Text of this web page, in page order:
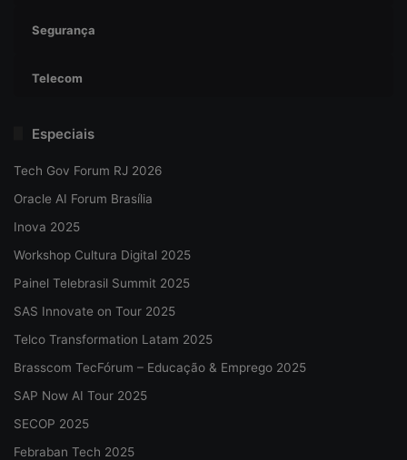
Segurança
Telecom
Especiais
Tech Gov Forum RJ 2026
Oracle AI Forum Brasília
Inova 2025
Workshop Cultura Digital 2025
Painel Telebrasil Summit 2025
SAS Innovate on Tour 2025
Telco Transformation Latam 2025
Brasscom TecFórum – Educação & Emprego 2025
SAP Now AI Tour 2025
SECOP 2025
Febraban Tech 2025